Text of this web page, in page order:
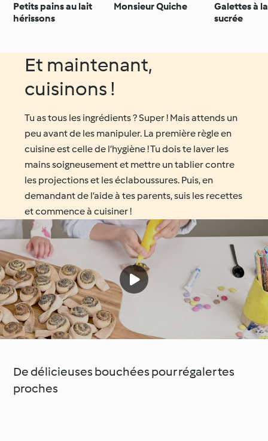
Petits pains au lait
hérissons
Monsieur Quiche
Galettes à
sucrée
Et maintenant,
cuisinons !
Tu as tous les ingrédients ? Super ! Mais attends un
peu avant de les manipuler. La première règle en
cuisine est celle de l’hygiène ! Tu dois te laver les
mains soigneusement et mettre un tablier contre
les projections et les éclaboussures. Puis, en
demandant de l’aide à tes parents, suis les recettes
et commence à cuisiner !
De délicieuses bouchées pour régaler tes
proches